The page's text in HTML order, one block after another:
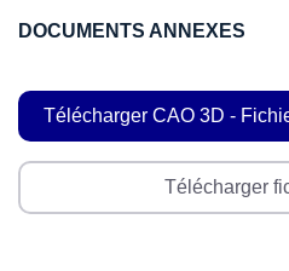
DOCUMENTS ANNEXES
Télécharger CAO 3D -
Télécharger